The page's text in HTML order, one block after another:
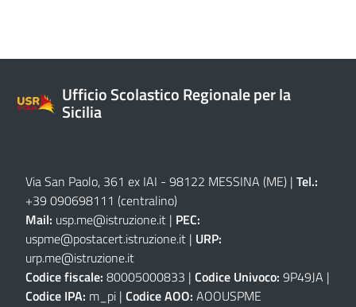
Ufficio Scolastico Regionale per la
Sicilia
Via San Paolo, 361 ex IAI - 98122 MESSINA (ME) | Tel.:
+39 090698111 (centralino)
Mail: usp.me@istruzione.it | PEC:
uspme@postacert.istruzione.it | URP:
urp.me@istruzione.it
Codice fiscale: 80005000833 | Codice Univoco: 9P49JA |
Codice IPA: m_pi | Codice AOO: AOOUSPME